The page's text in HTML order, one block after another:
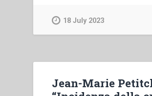
del
Beato
18 July 2023
Jean-Marie